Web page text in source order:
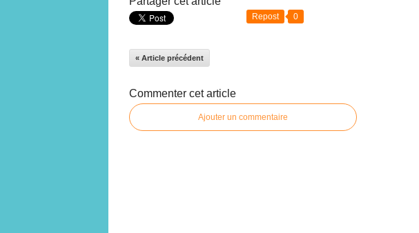
Repost 0
« Article précédent
Commenter cet article
Ajouter un commentaire